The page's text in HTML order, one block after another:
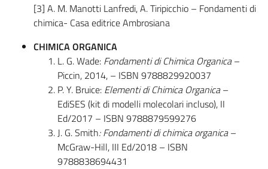
[3] A. M. Manotti Lanfredi, A. Tiripicchio – Fondamenti di
chimica- Casa editrice Ambrosiana
CHIMICA ORGANICA
L. G. Wade: Fondamenti di Chimica Organica–
Piccin, 2014, – ISBN 9788829920037
P. Y. Bruice: Elementi di Chimica Organica–
EdiSES (kit di modelli molecolari incluso), II
Ed/2017 – ISBN 9788879599276
J. G. Smith: Fondamenti di chimica organica–
McGraw-Hill, III Ed/2018 – ISBN
9788838694431